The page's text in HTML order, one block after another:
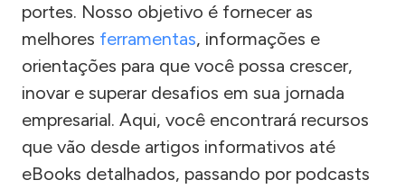
portes. Nosso objetivo é fornecer as
melhores ferramentas, informações e
orientações para que você possa crescer,
inovar e superar desafios em sua jornada
empresarial. Aqui, você encontrará recursos
que vão desde artigos informativos até
eBooks detalhados, passando por podcasts